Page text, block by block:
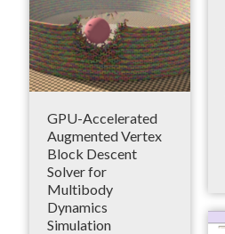
GPU-Accelerated
Augmented Vertex
Block Descent
Solver for
Multibody
Dynamics
Simulation